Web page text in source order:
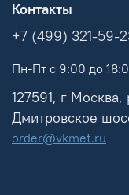
Контакты
+7 (499) 321-59-
Пн-Пт с 9:00 до
127591, г
Дмитровское
order@vkmet.ru